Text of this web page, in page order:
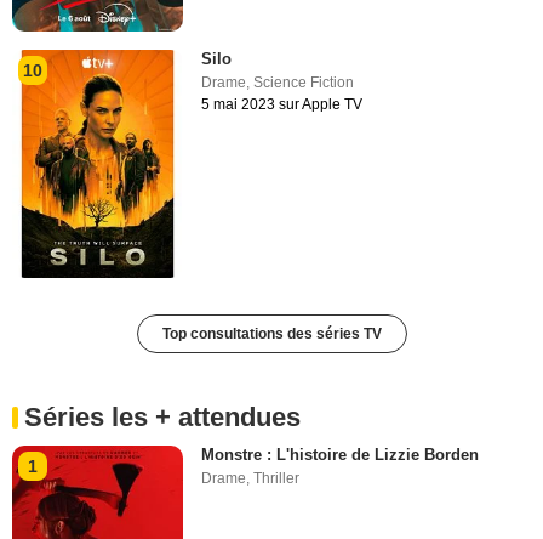
10
Silo
Drame ,Science Fiction
5 mai 2023 sur Apple TV
Top consultations des séries TV
Séries les + attendues
1
Monstre : L'histoire de Lizzie Borden
Drame,Thriller